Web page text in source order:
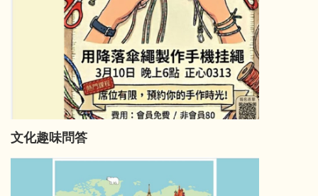
文化趣味問答